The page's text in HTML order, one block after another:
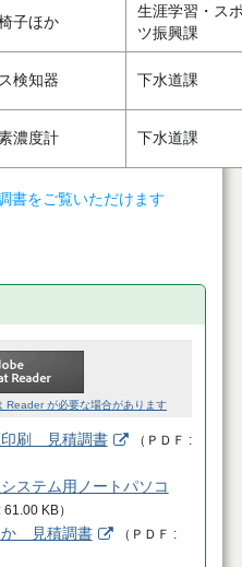
子ほか
生涯学習・ス
ツ振興課
検知器 下水道課
濃度計 下水道課
書をご覧いただけます
Reader が必要な場合があります
刷 見積調書 （ ＰＤＦ
ステム用ノートパソコ
61.00 KB）
見積調書 （ ＰＤＦ